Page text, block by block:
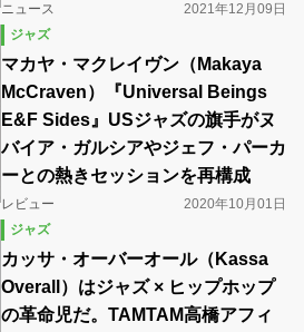
ニュース
2021年12月09日
ジャズ
マカヤ・マクレイヴン（Makaya
McCraven）『Universal Beings
E&F Sides』USジャズの旗手がヌ
バイア・ガルシアやジェフ・パーカ
ーとの熱きセッションを再構成
レビュー
2020年10月01日
ジャズ
カッサ・オーバーオール（Kassa
Overall）はジャズ × ヒップホップ
の革命児だ。TAMTAM高橋アフィ